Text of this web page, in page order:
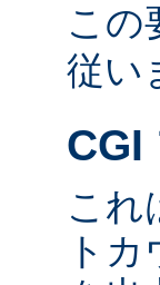
この
従い
CGI
これ
ト